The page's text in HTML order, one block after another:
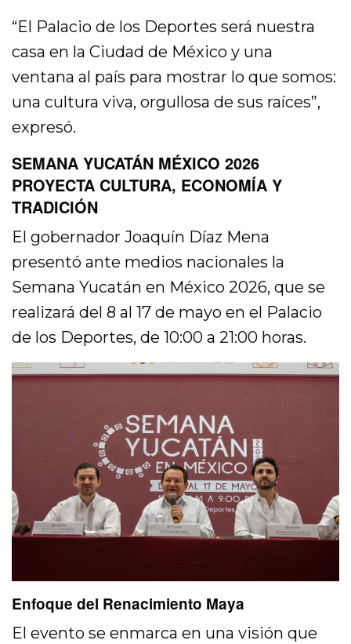
“El Palacio de los Deportes será nuestra
casa en la Ciudad de México y una
ventana al país para mostrar lo que somos:
una cultura viva, orgullosa de sus raíces”,
expresó.
SEMANA YUCATÁN MÉXICO 2026
PROYECTA CULTURA, ECONOMÍA Y
TRADICIÓN
El gobernador Joaquín Díaz Mena
presentó ante medios nacionales la
Semana Yucatán en México 2026, que se
realizará del 8 al 17 de mayo en el Palacio
de los Deportes, de 10:00 a 21:00 horas.
Enfoque del Renacimiento Maya
El evento se enmarca en una visión que